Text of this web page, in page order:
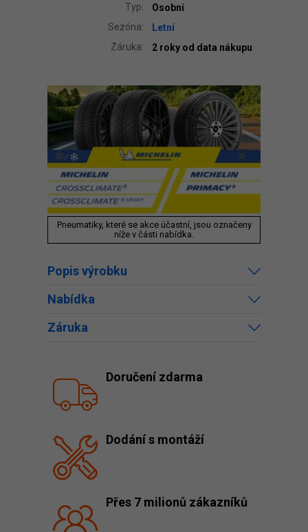
Typ:
Osobní
Sezóna:
Letní
Záruka:
2 roky od data nákupu
Pneumatiky, které se akce účastní, jsou označeny
níže v části nabídka.
Popis výrobku
Nabídka
Záruka
Doručení zdarma
Dodání s montáží
Přes 7 milionů zákazníků